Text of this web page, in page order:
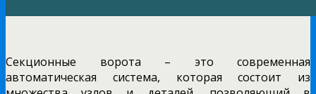
Секционные ворота – это современная
автоматическая система, которая состоит из